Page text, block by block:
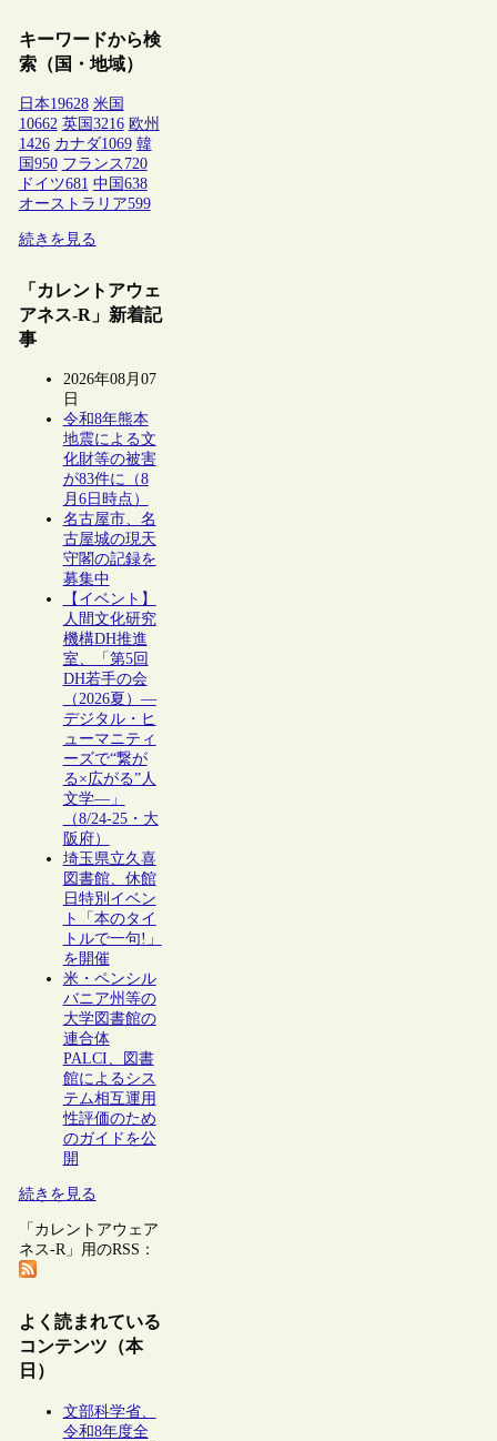
キーワードから検
索（国・地域）
日本19628 米国
10662 英国 3216 欧州
1426 カナダ1069 韓
国 950 フランス 720
ドイツ681 中国 638
オーストラリア599
続きを見る
「カレントアウェ
アネス-R」新着記
事
2026年08月07
日
令和8年熊本
地震による文
化財等の被害
が83件に（8
月6日時点）
名古屋市、名
古屋城の現天
守閣の記録を
募集中
【イベント】
人間文化研究
機構DH推進
室、「第5回
DH若手の会
（2026夏）―
デジタル・ヒ
ューマニティ
ーズで“繋が
る×広がる”人
文学―」
（8/24-25・大
阪府）
埼玉県立久喜
図書館、休館
日特別イベン
ト「本のタイ
トルで一句!」
を開催
米・ペンシル
バニア州等の
大学図書館の
連合体
PALCI、図書
館によるシス
テム相互運用
性評価のため
のガイドを公
開
続きを見る
「カレントアウェア
ネス-R」用のRSS：
よく読まれている
コンテンツ（本
日）
文部科学省、
令和8年度全